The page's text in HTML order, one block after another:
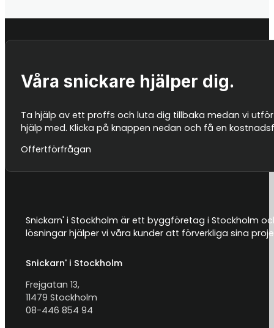
Våra snickare hjälper dig.
Ta hjälp av ett proffs och luta dig tillbaka medan vi
hjälp med. Klicka på knappen nedan och få en
Offertförfrågan
Snickarn' i Stockholm är ett byggföretag i Stockholm
lösningar hjälper vi våra kunder att förverkliga sina
Snickarn' i Stockholm
Frejgatan 13,
11479 Stockholm
08-446 854 94